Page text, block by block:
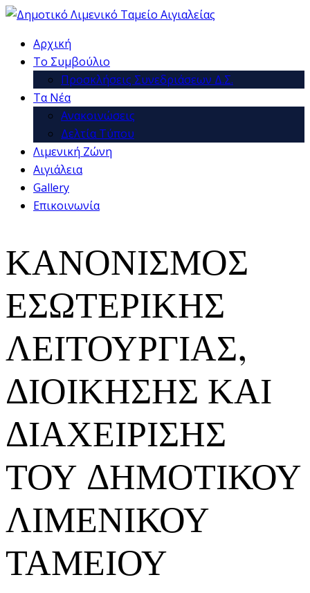
Αρχική
Το Συμβούλιο
Προσκλήσεις Συνεδριάσεων Δ.Σ.
Τα Νέα
Ανακοινώσεις
Δελτία Τύπου
Λιμενική Ζώνη
Αιγιάλεια
Gallery
Επικοινωνία
ΚΑΝΟΝΙΣΜΟΣ
ΕΣΩΤΕΡΙΚΗΣ
ΛΕΙΤΟΥΡΓΙΑΣ,
ΔΙΟΙΚΗΣΗΣ ΚΑΙ
ΔΙΑΧΕΙΡΙΣΗΣ
ΤΟΥ ΔΗΜΟΤΙΚΟΥ
ΛΙΜΕΝΙΚΟΥ
ΤΑΜΕΙΟΥ